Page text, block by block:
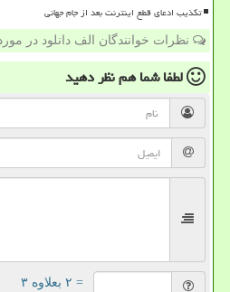
تکذیب ادعای قطع اینترنت بعد از جام جهانی
نظرات خوانندگان الف دانلود در
لطفا شما همنظر دهید
= ۲ بعلاوه ۳